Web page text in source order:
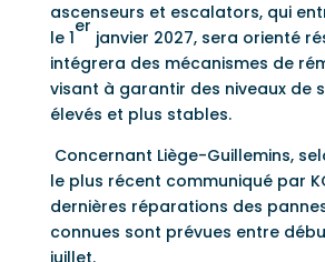
ascenseurs et escalators, qui
le 1
er
janvier 2027, sera orienté
intégrera des mécanismes de
visant à garantir des niveaux de
élevés et plus stables.
Concernant Liège-Guillemins,
le plus récent communiqué par
dernières réparations des
connues sont prévues entre
juillet.